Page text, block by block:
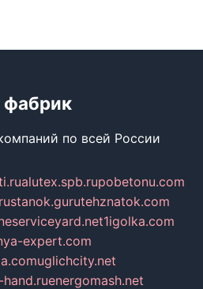
фабрик
по всей России
alutex.spb.rupobetonu.com
stanok.gurutehznatok.com
serviceyard.net1igolka.com
expert.com
uglichcity.net
energomash.net